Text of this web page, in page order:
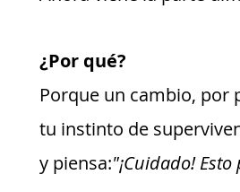
¿Por qué?
Porque un cambio, por
tu instinto de
y piensa:"¡Cuidado!